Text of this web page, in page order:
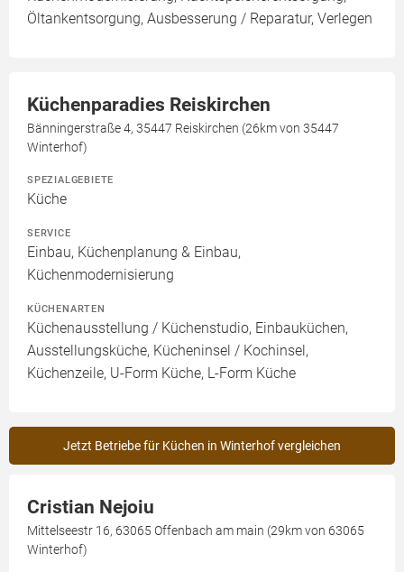
Öltankentsorgung, Ausbesserung / Reparatur, Verlegen
Küchenparadies Reiskirchen
Bänningerstraße 4, 35447 Reiskirchen (26km von 35447
Winterhof)
SPEZIALGEBIETE
Küche
SERVICE
Einbau, Küchenplanung & Einbau,
Küchenmodernisierung
KÜCHENARTEN
Küchenausstellung / Küchenstudio, Einbauküchen,
Ausstellungsküche, Kücheninsel / Kochinsel,
Küchenzeile, U-Form Küche, L-Form Küche
Jetzt Betriebe für Küchen in Winterhof vergleichen
Cristian Nejoiu
Mittelseestr 16, 63065 Offenbach am main (29km von 63065
Winterhof)